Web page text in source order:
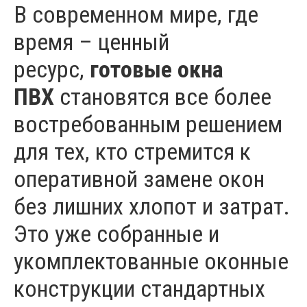
В современном мире, где
время – ценный
ресурс, готовые окна
ПВХ становятся все более
востребованным решением
для тех, кто стремится к
оперативной замене окон
без лишних хлопот и затрат.
Это уже собранные и
укомплектованные оконные
конструкции стандартных